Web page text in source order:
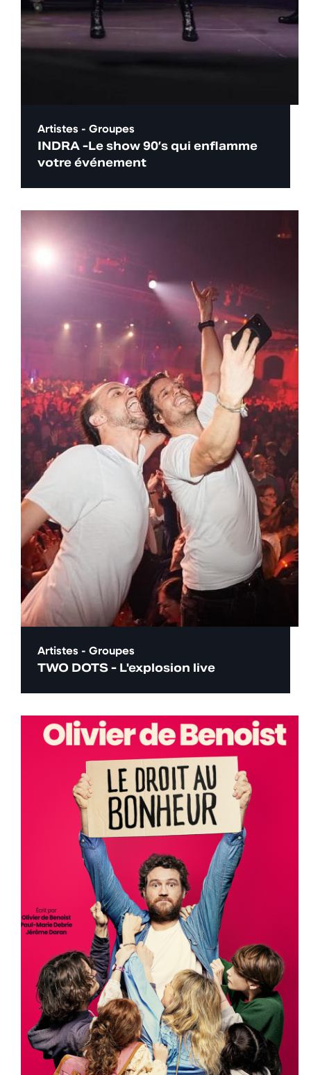
Artistes - Groupes
INDRA -Le show 90’s qui enflamme
votre événement
Artistes - Groupes
TWO DOTS - L'explosion live